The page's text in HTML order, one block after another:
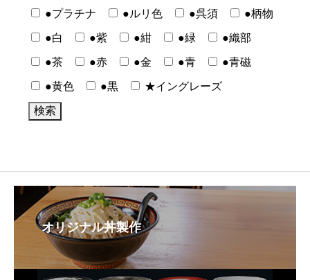
●プラチナ ●ルリ色 ●呉須 ●柄物
●白 ●紫 ●紺 ●緑 ●織部
●茶 ●赤 ●金 ●青 ●青磁
●黄色 ●黒 ★イングレーズ
オリジナル丼製作